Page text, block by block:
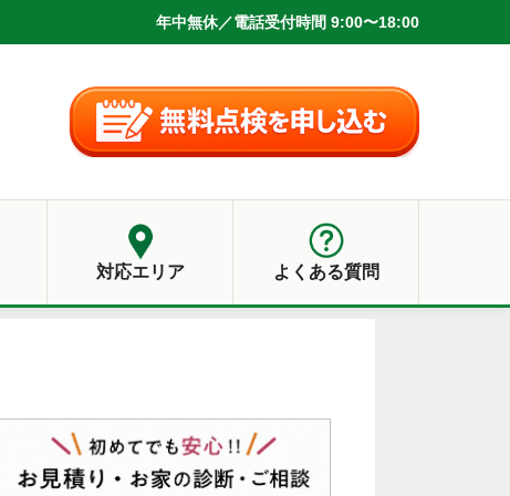
年中無休／電話受付時間 9:00〜18:00
対応エリア よくある質問